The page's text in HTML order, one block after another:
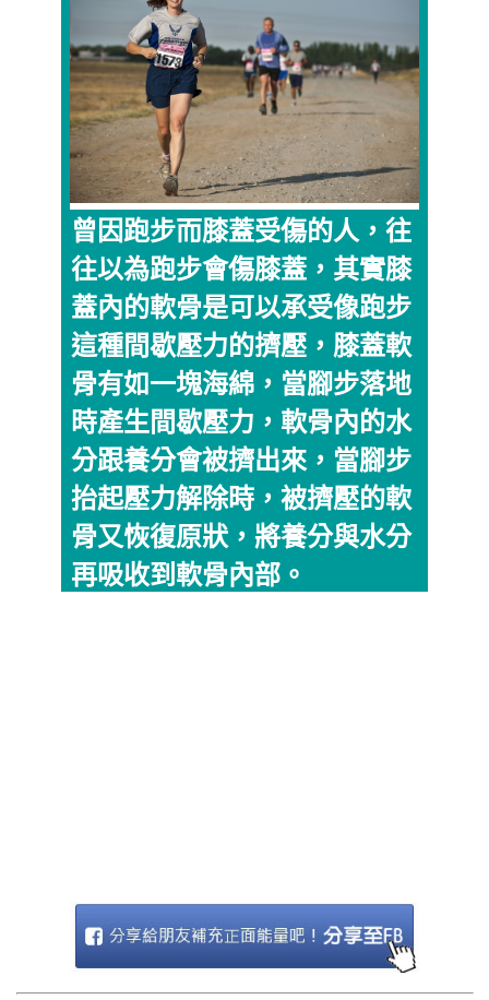
曾因跑步而膝蓋受傷的人，往
往以為跑步會傷膝蓋，其實膝
蓋內的軟骨是可以承受像跑步
這種間歇壓力的擠壓，膝蓋軟
骨有如一塊海綿，當腳步落地
時產生間歇壓力，軟骨內的水
分跟養分會被擠出來，當腳步
抬起壓力解除時，被擠壓的軟
骨又恢復原狀，將養分與水分
再吸收到軟骨內部。